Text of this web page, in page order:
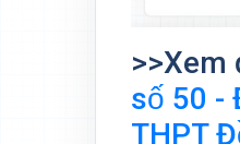
số 50 -
THPT